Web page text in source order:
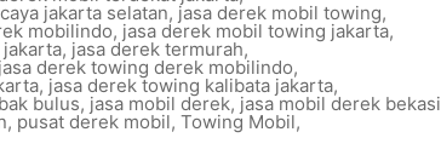
jakarta selatan, jasa derek mobil towing,
mobilindo, jasa derek mobil towing jakarta,
, jasa derek termurah,
jasa derek towing derek mobilindo,
, jasa derek towing kalibata jakarta,
bulus, jasa mobil derek, jasa mobil derek bekasi
, pusat derek mobil, Towing Mobil,